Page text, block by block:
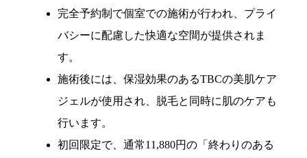
完全予約制で個室での施術が行われ、プライ
バシーに配慮した快適な空間が提供されま
す。
施術後には、保湿効果のあるTBCの美肌ケア
ジェルが使用され、脱毛と同時に肌のケアも
行います。
初回限定で、通常11,880円の「終わりのある